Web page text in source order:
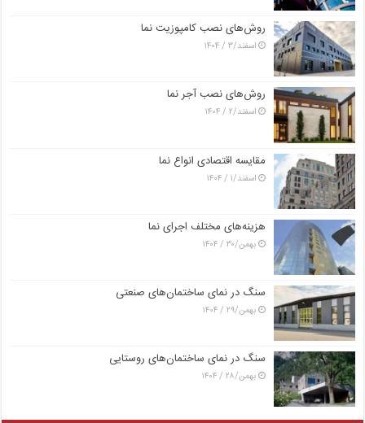
روش‌های نصب کامپوزیت نما
اسفند/۳ / ۱۴۰۴
روش‌های نصب آجر نما
اسفند/۲ / ۱۴۰۴
مقایسه اقتصادی انواع نما
اسفند/۱ / ۱۴۰۴
هزینه‌های مختلف اجرای نما
بهمن/۳۰ / ۱۴۰۴
سنگ در نمای ساختمان‌های صنعتی
بهمن/۲۹ / ۱۴۰۴
سنگ در نمای ساختمان‌های روستایی
بهمن/۲۸ / ۱۴۰۴